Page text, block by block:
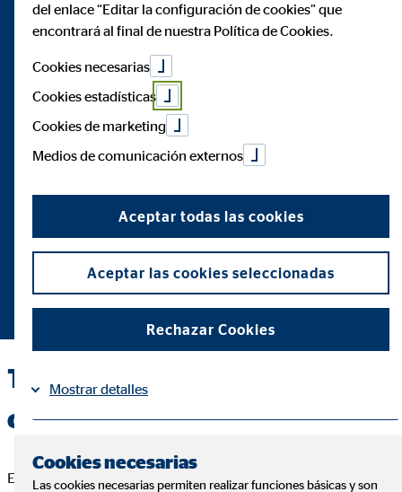
¿Buscas una
planificación
financiera fácil de
entender?
relacionadas con las finanzas, los planes de ahorro o
jubilación y los seguros.
Tu consultor financiero con
corazón y comprensión
En OVB no solo encontrarás consultores, sino compañeros de
del enlace “Editar la configuración de cookies” que
encontrará al final de nuestra Política de Cookies.
Cookies necesarias
Cookies estadísticas
Cookies de marketing
Medios de comunicación externos
Aceptar todas las cookies
Aceptar las cookies seleccionadas
Rechazar Cookies
Mostrar detalles
Cookies necesarias
Las cookies necesarias permiten realizar funciones básicas y son